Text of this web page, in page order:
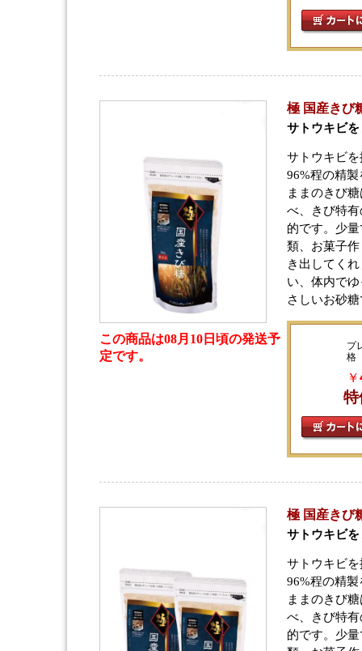
この商品は08月10日頃の発送予
定です。
極 国産きび
サトウキビ
サトウキビ
96%程の精
ままのきび
べ、きび特
的です。少
類、お菓子
き出してく
い、体内で
さしいお砂
プ
格
￥
特
極 国産きび
サトウキビ
サトウキビ
96%程の精
ままのきび
べ、きび特
的です。少